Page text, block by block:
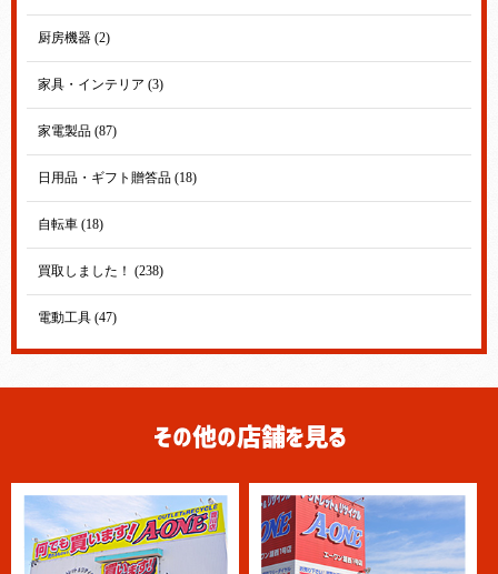
厨房機器 (2)
家具・インテリア (3)
家電製品 (87)
日用品・ギフト贈答品 (18)
自転車 (18)
買取しました！ (238)
電動工具 (47)